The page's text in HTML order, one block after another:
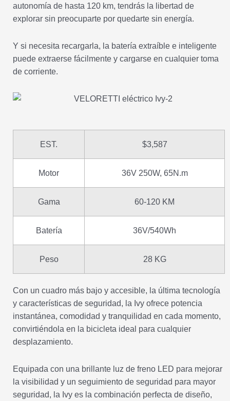
autonomía de hasta 120 km, tendrás la libertad de
explorar sin preocuparte por quedarte sin energía.
Y si necesita recargarla, la batería extraíble e inteligente
puede extraerse fácilmente y cargarse en cualquier toma
de corriente.
EST. $3,587
Motor 36V 250W, 65N.m
Gama 60-120 KM
Batería 36V/540Wh
Peso 28 KG
Con un cuadro más bajo y accesible, la última tecnología
y características de seguridad, la Ivy ofrece potencia
instantánea, comodidad y tranquilidad en cada momento,
convirtiéndola en la bicicleta ideal para cualquier
desplazamiento.
Equipada con una brillante luz de freno LED para mejorar
la visibilidad y un seguimiento de seguridad para mayor
seguridad, la Ivy es la combinación perfecta de diseño,